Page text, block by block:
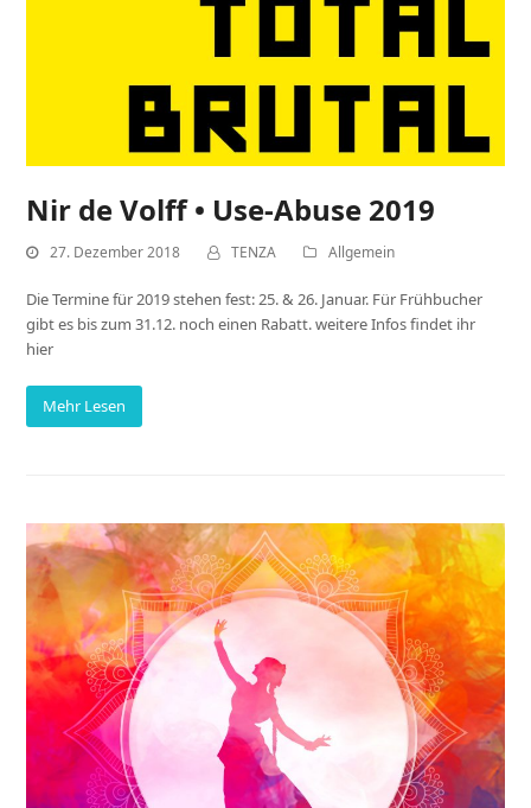
Nir de Volff • Use-Abuse 2019
27. Dezember 2018 TENZA Allgemein
Die Termine für 2019 stehen fest: 25. & 26. Januar. Für Frühbucher
gibt es bis zum 31.12. noch einen Rabatt. weitere Infos findet ihr
hier
Mehr Lesen